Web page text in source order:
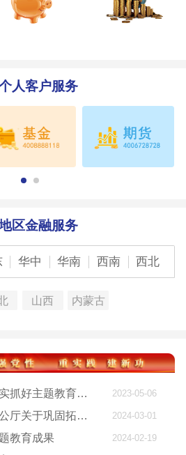
人客户服务
区金融服务
华中 华南 西南 西北
山西 内蒙古
中央精神 | 习近平：扎实抓好主题教育 为奋进新征程凝心聚力 2023-05-06
中央精神 | 中共中央办公厅关于巩固拓展学习贯彻习近平新时代中国特色社会主义思想主题教育成果的意见 2024-03-01
教育成果 2024-02-19